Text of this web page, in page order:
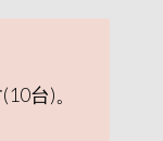
台)。